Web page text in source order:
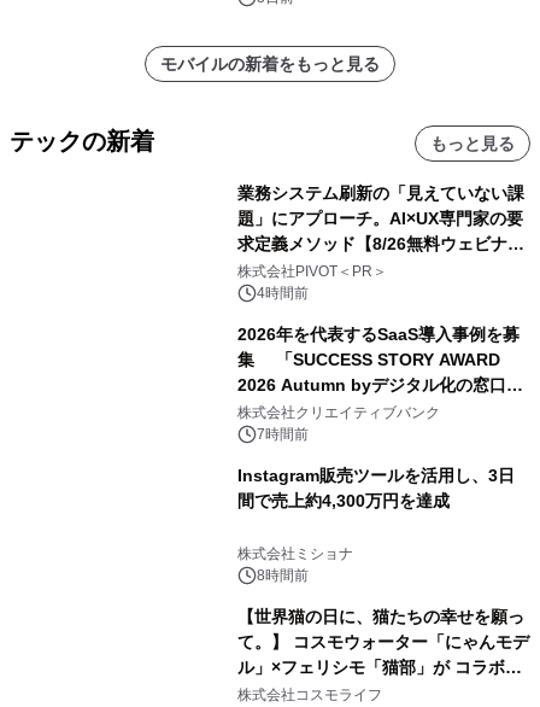
モバイルの新着をもっと見る
テックの新着 もっと見る
業務システム刷新の「見えていない課
題」にアプローチ。AI×UX専門家の要
求定義メソッド【8/26無料ウェビナ
ー】株式会社PIVOT
株式会社PIVOT＜PR＞
4時間前
2026年を代表するSaaS導入事例を募
集 「SUCCESS STORY AWARD
2026 Autumn byデジタル化の窓口」
開催
株式会社クリエイティブバンク
7時間前
Instagram販売ツールを活用し、3日
間で売上約4,300万円を達成
株式会社ミショナ
8時間前
【世界猫の日に、猫たちの幸せを願っ
て。】 コスモウォーター「にゃんモデ
ル」×フェリシモ「猫部」が コラボキ
ャンペーンを実施
株式会社コスモライフ